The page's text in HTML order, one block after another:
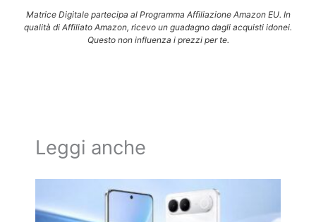
Matrice Digitale partecipa al Programma Affiliazione Amazon EU. In
qualità di Affiliato Amazon, ricevo un guadagno dagli acquisti idonei.
Questo non influenza i prezzi per te.
Leggi anche